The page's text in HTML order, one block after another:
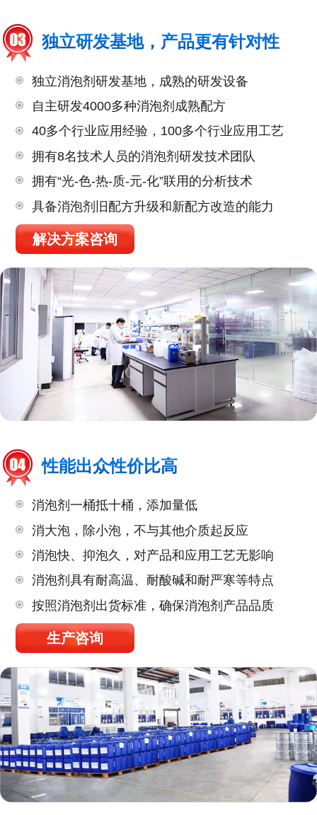
独立研发基地，产品更有针对性
独立消泡剂研发基地，成熟的研发设备
自主研发4000多种消泡剂成熟配方
40多个行业应用经验，100多个行业应用工艺
拥有8名技术人员的消泡剂研发技术团队
拥有“光-色-热-质-元-化”联用的分析技术
具备消泡剂旧配方升级和新配方改造的能力
解决方案咨询
性能出众性价比高
消泡剂一桶抵十桶，添加量低
消大泡，除小泡，不与其他介质起反应
消泡快、抑泡久，对产品和应用工艺无影响
消泡剂具有耐高温、耐酸碱和耐严寒等特点
按照消泡剂出货标准，确保消泡剂产品品质
生产咨询